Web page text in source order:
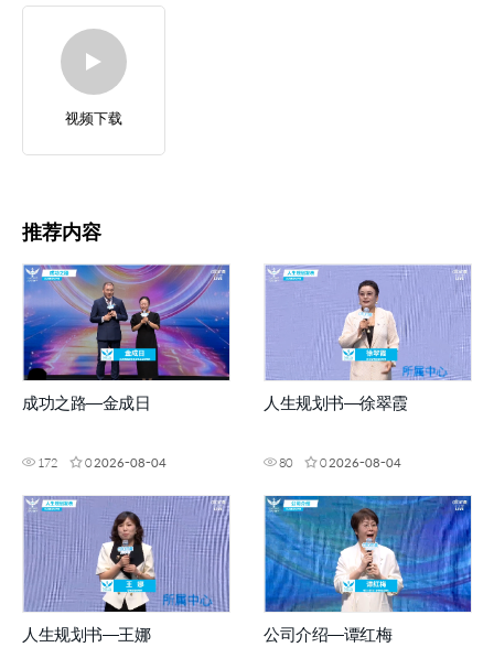
视频下载
推荐内容
成功之路—金成日
172 02026-08-04
人生规划书—徐翠霞
80 02026-08-04
人生规划书—王娜 公司介绍—谭红梅